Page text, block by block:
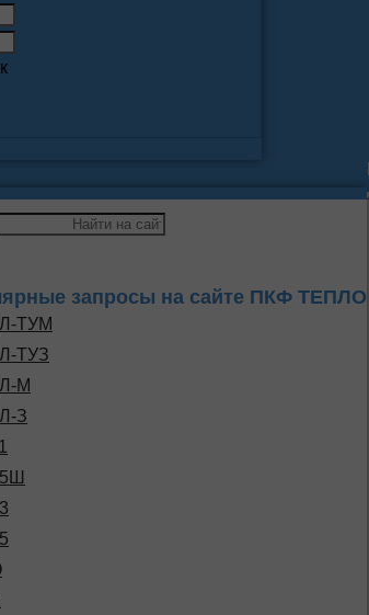
запросы на сайте ПКФ ТЕПЛО
ТУМ
ТУЗ
М
З